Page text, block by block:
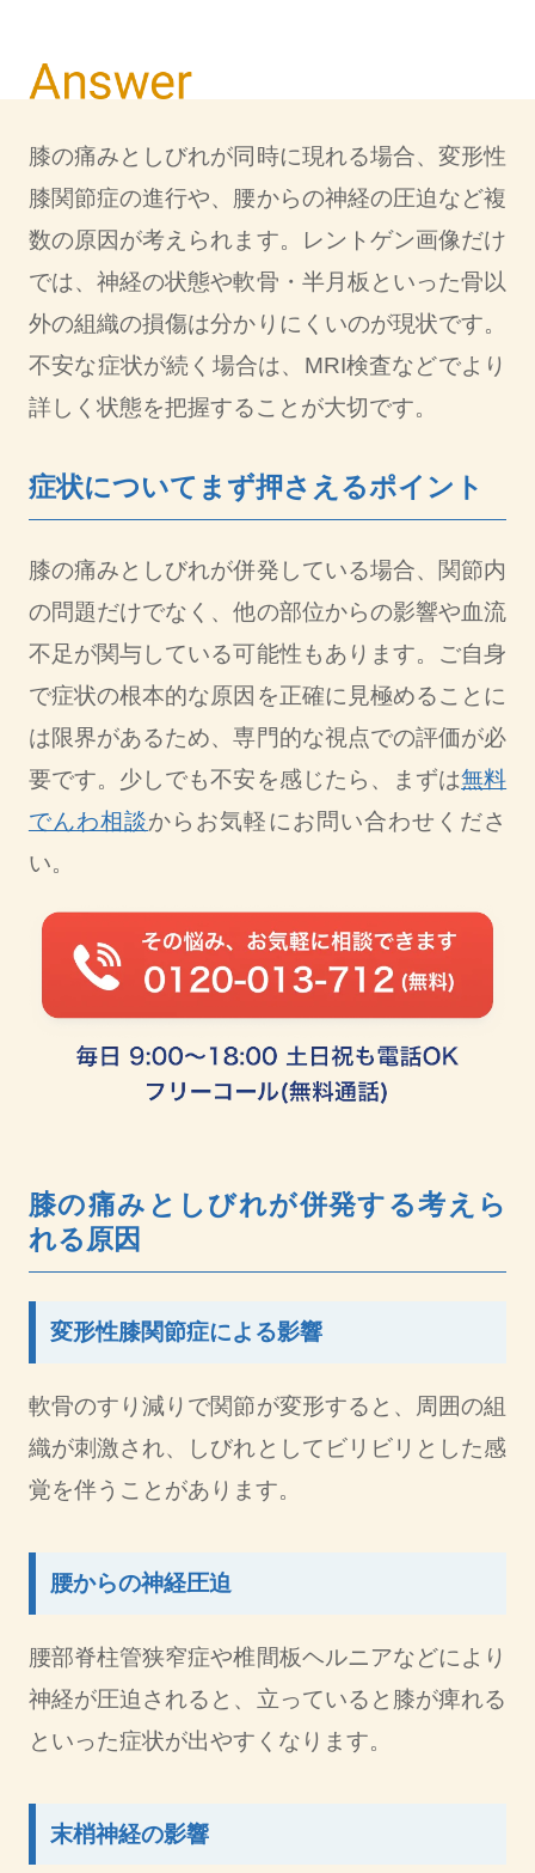
膝の痛みとしびれが同時に現れる場合、変形性
膝関節症の進行や、腰からの神経の圧迫など複
数の原因が考えられます。レントゲン画像だけ
では、神経の状態や軟骨・半月板といった骨以
外の組織の損傷は分かりにくいのが現状です。
不安な症状が続く場合は、MRI検査などでより
詳しく状態を把握することが大切です。
症状についてまず押さえるポイント
膝の痛みとしびれが併発している場合、関節内
の問題だけでなく、他の部位からの影響や血流
不足が関与している可能性もあります。ご自身
で症状の根本的な原因を正確に見極めることに
は限界があるため、専門的な視点での評価が必
要です。少しでも不安を感じたら、まずは無料
でんわ相談からお気軽にお問い合わせくださ
い。
膝の痛みとしびれが併発する考えら
れる原因
変形性膝関節症による影響
軟骨のすり減りで関節が変形すると、周囲の組
織が刺激され、しびれとしてビリビリとした感
覚を伴うことがあります。
腰からの神経圧迫
腰部脊柱管狭窄症や椎間板ヘルニアなどにより
神経が圧迫されると、立っていると膝が痺れる
といった症状が出やすくなります。
末梢神経の影響